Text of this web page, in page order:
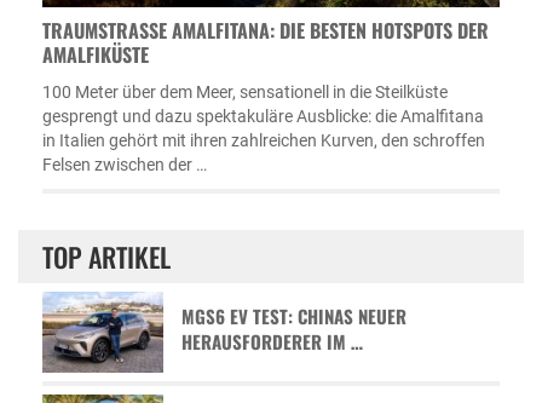
TRAUMSTRASSE AMALFITANA: DIE BESTEN HOTSPOTS DER A
MALFIKÜSTE
100 Meter über dem Meer, sensationell in die Steilküste
gesprengt und dazu spektakuläre Ausblicke: die Amalfitana
in Italien gehört mit ihren zahlreichen Kurven, den schroffen
Felsen zwischen der …
TOP ARTIKEL
MGS6 EV TEST: CHINAS NEUER
HERAUSFORDERER IM …